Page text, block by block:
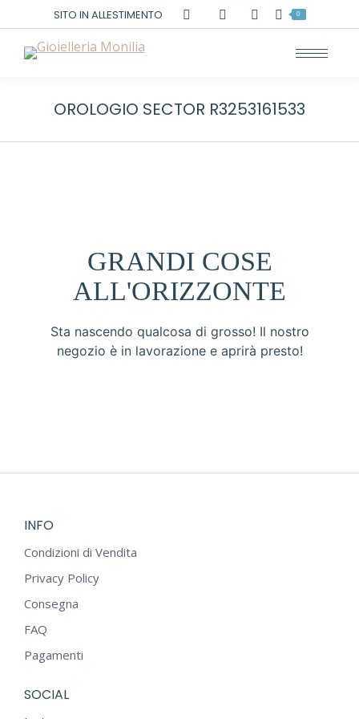
SITO IN ALLESTIMENTO Cerca: 0
OROLOGIO SECTOR R3253161533
GRANDI COSE
ALL'ORIZZONTE
Sta nascendo qualcosa di grosso! Il nostro
negozio è in lavorazione e aprirà presto!
INFO
Condizioni di Vendita
Privacy Policy
Consegna
FAQ
Pagamenti
SOCIAL